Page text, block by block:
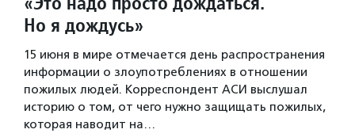
Но я дождусь»
15 июня в мире отмечается день распространения
информации о злоупотреблениях в отношении
пожилых людей. Корреспондент АСИ выслушал
историю о том, от чего нужно защищать пожилых,
которая наводит на…